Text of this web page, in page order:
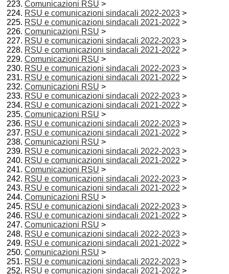
Comunicazioni RSU >
RSU e comunicazioni sindacali 2022-2023 >
RSU e comunicazioni sindacali 2021-2022 >
Comunicazioni RSU >
RSU e comunicazioni sindacali 2022-2023 >
RSU e comunicazioni sindacali 2021-2022 >
Comunicazioni RSU >
RSU e comunicazioni sindacali 2022-2023 >
RSU e comunicazioni sindacali 2021-2022 >
Comunicazioni RSU >
RSU e comunicazioni sindacali 2022-2023 >
RSU e comunicazioni sindacali 2021-2022 >
Comunicazioni RSU >
RSU e comunicazioni sindacali 2022-2023 >
RSU e comunicazioni sindacali 2021-2022 >
Comunicazioni RSU >
RSU e comunicazioni sindacali 2022-2023 >
RSU e comunicazioni sindacali 2021-2022 >
Comunicazioni RSU >
RSU e comunicazioni sindacali 2022-2023 >
RSU e comunicazioni sindacali 2021-2022 >
Comunicazioni RSU >
RSU e comunicazioni sindacali 2022-2023 >
RSU e comunicazioni sindacali 2021-2022 >
Comunicazioni RSU >
RSU e comunicazioni sindacali 2022-2023 >
RSU e comunicazioni sindacali 2021-2022 >
Comunicazioni RSU >
RSU e comunicazioni sindacali 2022-2023 >
RSU e comunicazioni sindacali 2021-2022 >